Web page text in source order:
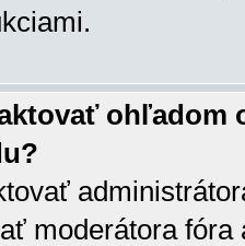
ohľadom
moderátora